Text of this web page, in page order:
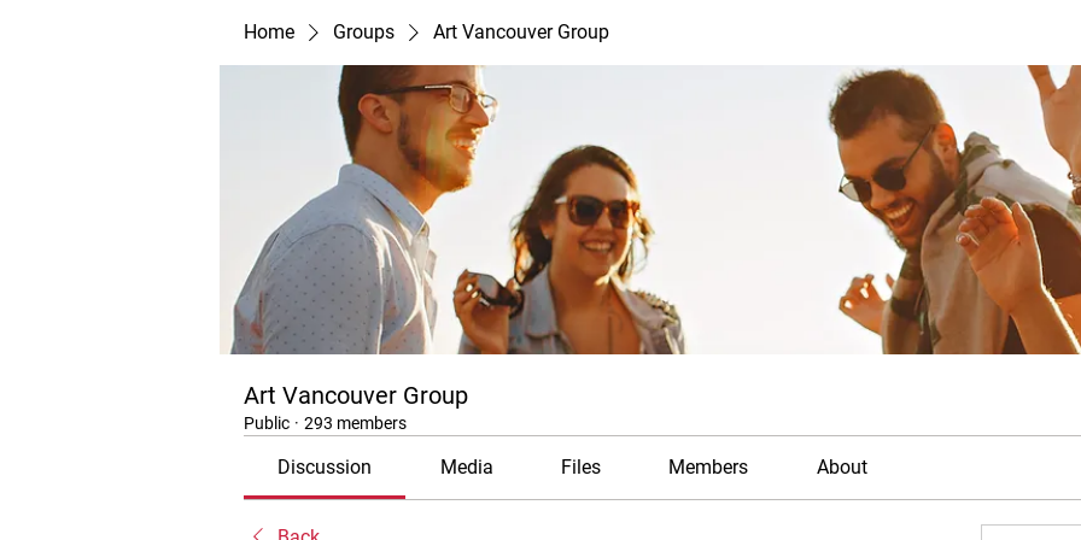
Home Groups Art Vancouver Group
Art Vancouver Group
Public · 293 members
Discussion Media Files Members About